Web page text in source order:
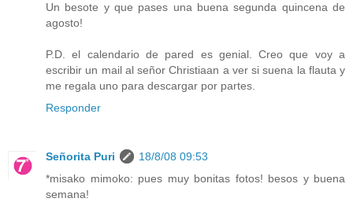
Un besote y que pases una buena segunda quincena de
agosto!
P.D. el calendario de pared es genial. Creo que voy a
escribir un mail al señor Christiaan a ver si suena la flauta y
me regala uno para descargar por partes.
Responder
Señorita Puri
18/8/08 09:53
*misako mimoko: pues muy bonitas fotos! besos y buena
semana!